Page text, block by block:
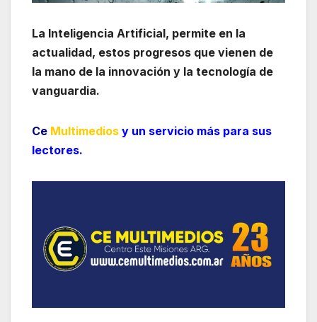
La Inteligencia Artificial, permite en la
actualidad, estos progresos que vienen de
la mano de la innovación y la tecnología de
vanguardia.
Ce Multimedios y un servicio más para sus
lectores.